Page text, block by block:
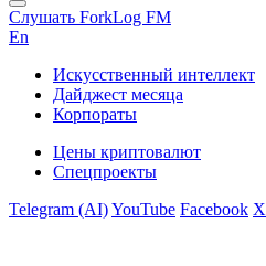
Слушать ForkLog FM
En
Искусственный интеллект
Дайджест месяца
Корпораты
Цены криптовалют
Спецпроекты
Telegram (AI)YouTube Facebook X